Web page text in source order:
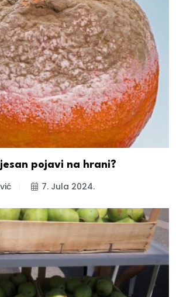
pojavi na hrani?
7. Jula 2024.